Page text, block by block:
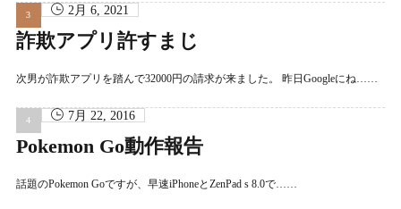
2月 6, 2021
詐欺アプリ許すまじ
次男が詐欺アプリを踏んで32000円の請求が来ました。 昨日Googleにね……
7月 22, 2016
Pokemon Go動作報告
話題のPokemon Goですが、早速iPhoneとZenPad s 8.0で……